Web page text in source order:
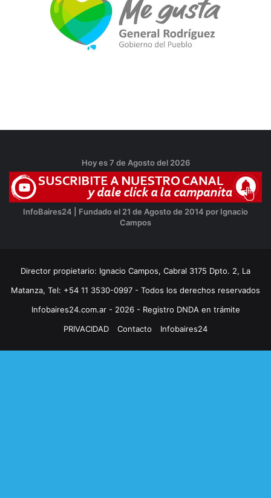
Hoy es 7 de Agosto del 2026
InfoBaires24 | Fundado el 21 de Agosto de 2014 por Ignacio
Campos
Director propietario: Ignacio Campos, Cabral 3175 Dpto. 2, La
Matanza, Tel: +54 11 3530-0997 - Todos los derechos reservados
Infobaires24.com.ar - 2026 - Registro DNDA en trámite
PRIVACIDAD
Contacto Infobaires24